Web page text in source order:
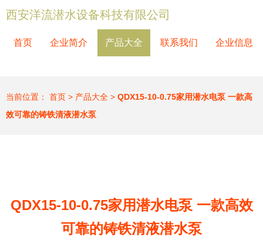
西安洋流潜水设备科技有限公司
首页 企业简介 产品大全 联系我们 企业信息
当前位置： 首页 > 产品大全 > QDX15-10-0.75家用潜水电泵 一款高
效可靠的铸铁清液潜水泵
QDX15-10-0.75家用潜水电泵 一款高效
可靠的铸铁清液潜水泵